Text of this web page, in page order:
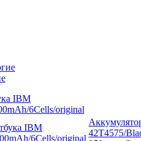
IBM
6Cells/original
42T4575/